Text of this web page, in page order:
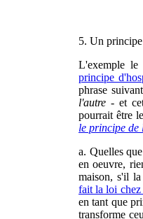
5. Un
L'exemple le
principe
phrase
l'autre - et
pourrait être
le principe de
a. Quelles
en oeuvre,
maison, s'il
fait la loi chez
en tant que
transforme